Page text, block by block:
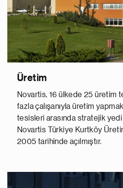
Üretim
Novartis, 16 ülkede 25 üretim
fazla çalışanıyla üretim
tesisleri arasında stratejik
Novartis Türkiye Kurtköy
2005 tarihinde açılmıştır.